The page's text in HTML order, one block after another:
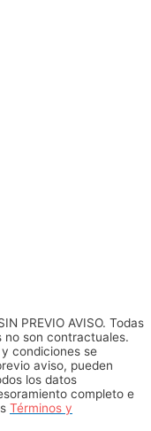
PREVIO AVISO. Todas
no son contractuales.
condiciones se
aviso, pueden
los datos
completo e
Términos y